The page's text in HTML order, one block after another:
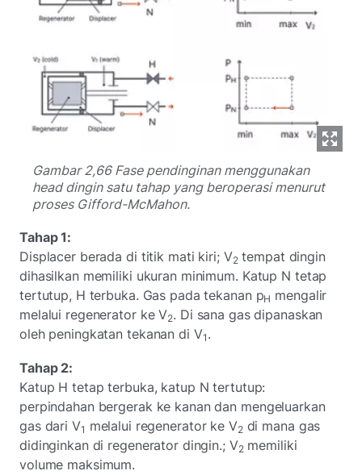
Gambar 2,66 Fase pendinginan menggunakan
head dingin satu tahap yang beroperasi menurut
proses Gifford-McMahon.
Tahap 1:
Displacer berada di titik mati kiri; V2tempat dingin
dihasilkan memiliki ukuran minimum. Katup N tetap
tertutup, H terbuka. Gas pada tekanan pH mengalir
melalui regenerator ke V2. Di sana gas dipanaskan
oleh peningkatan tekanan di V1 .
Tahap 2:
Katup H tetap terbuka, katup N tertutup:
perpindahan bergerak ke kanan dan mengeluarkan
gas dari V1 melalui regenerator ke V2di mana gas
didinginkan di regenerator dingin.; V2memiliki
volume maksimum.